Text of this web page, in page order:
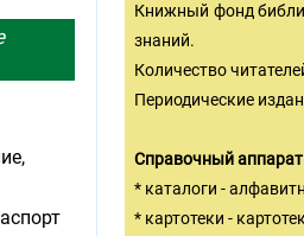
Книжный фонд
знаний.
Количество
Периодические
Справочный
* каталоги -
* картотеки -